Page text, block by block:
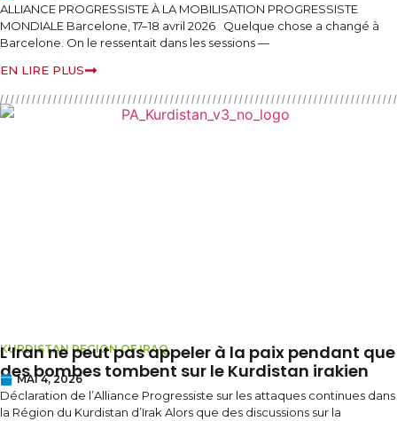
ALLIANCE PROGRESSISTE À LA MOBILISATION PROGRESSISTE
MONDIALE Barcelone, 17–18 avril 2026 Quelque chose a changé à
Barcelone. On le ressentait dans les sessions —
EN LIRE PLUS
KURDISTAN REGION OF IRAQ
L’Iran ne peut pas appeler à la paix pendant que
des bombes tombent sur le Kurdistan irakien
MAI 4, 2026
Déclaration de l’Alliance Progressiste sur les attaques continues dans
la Région du Kurdistan d’Irak Alors que des discussions sur la